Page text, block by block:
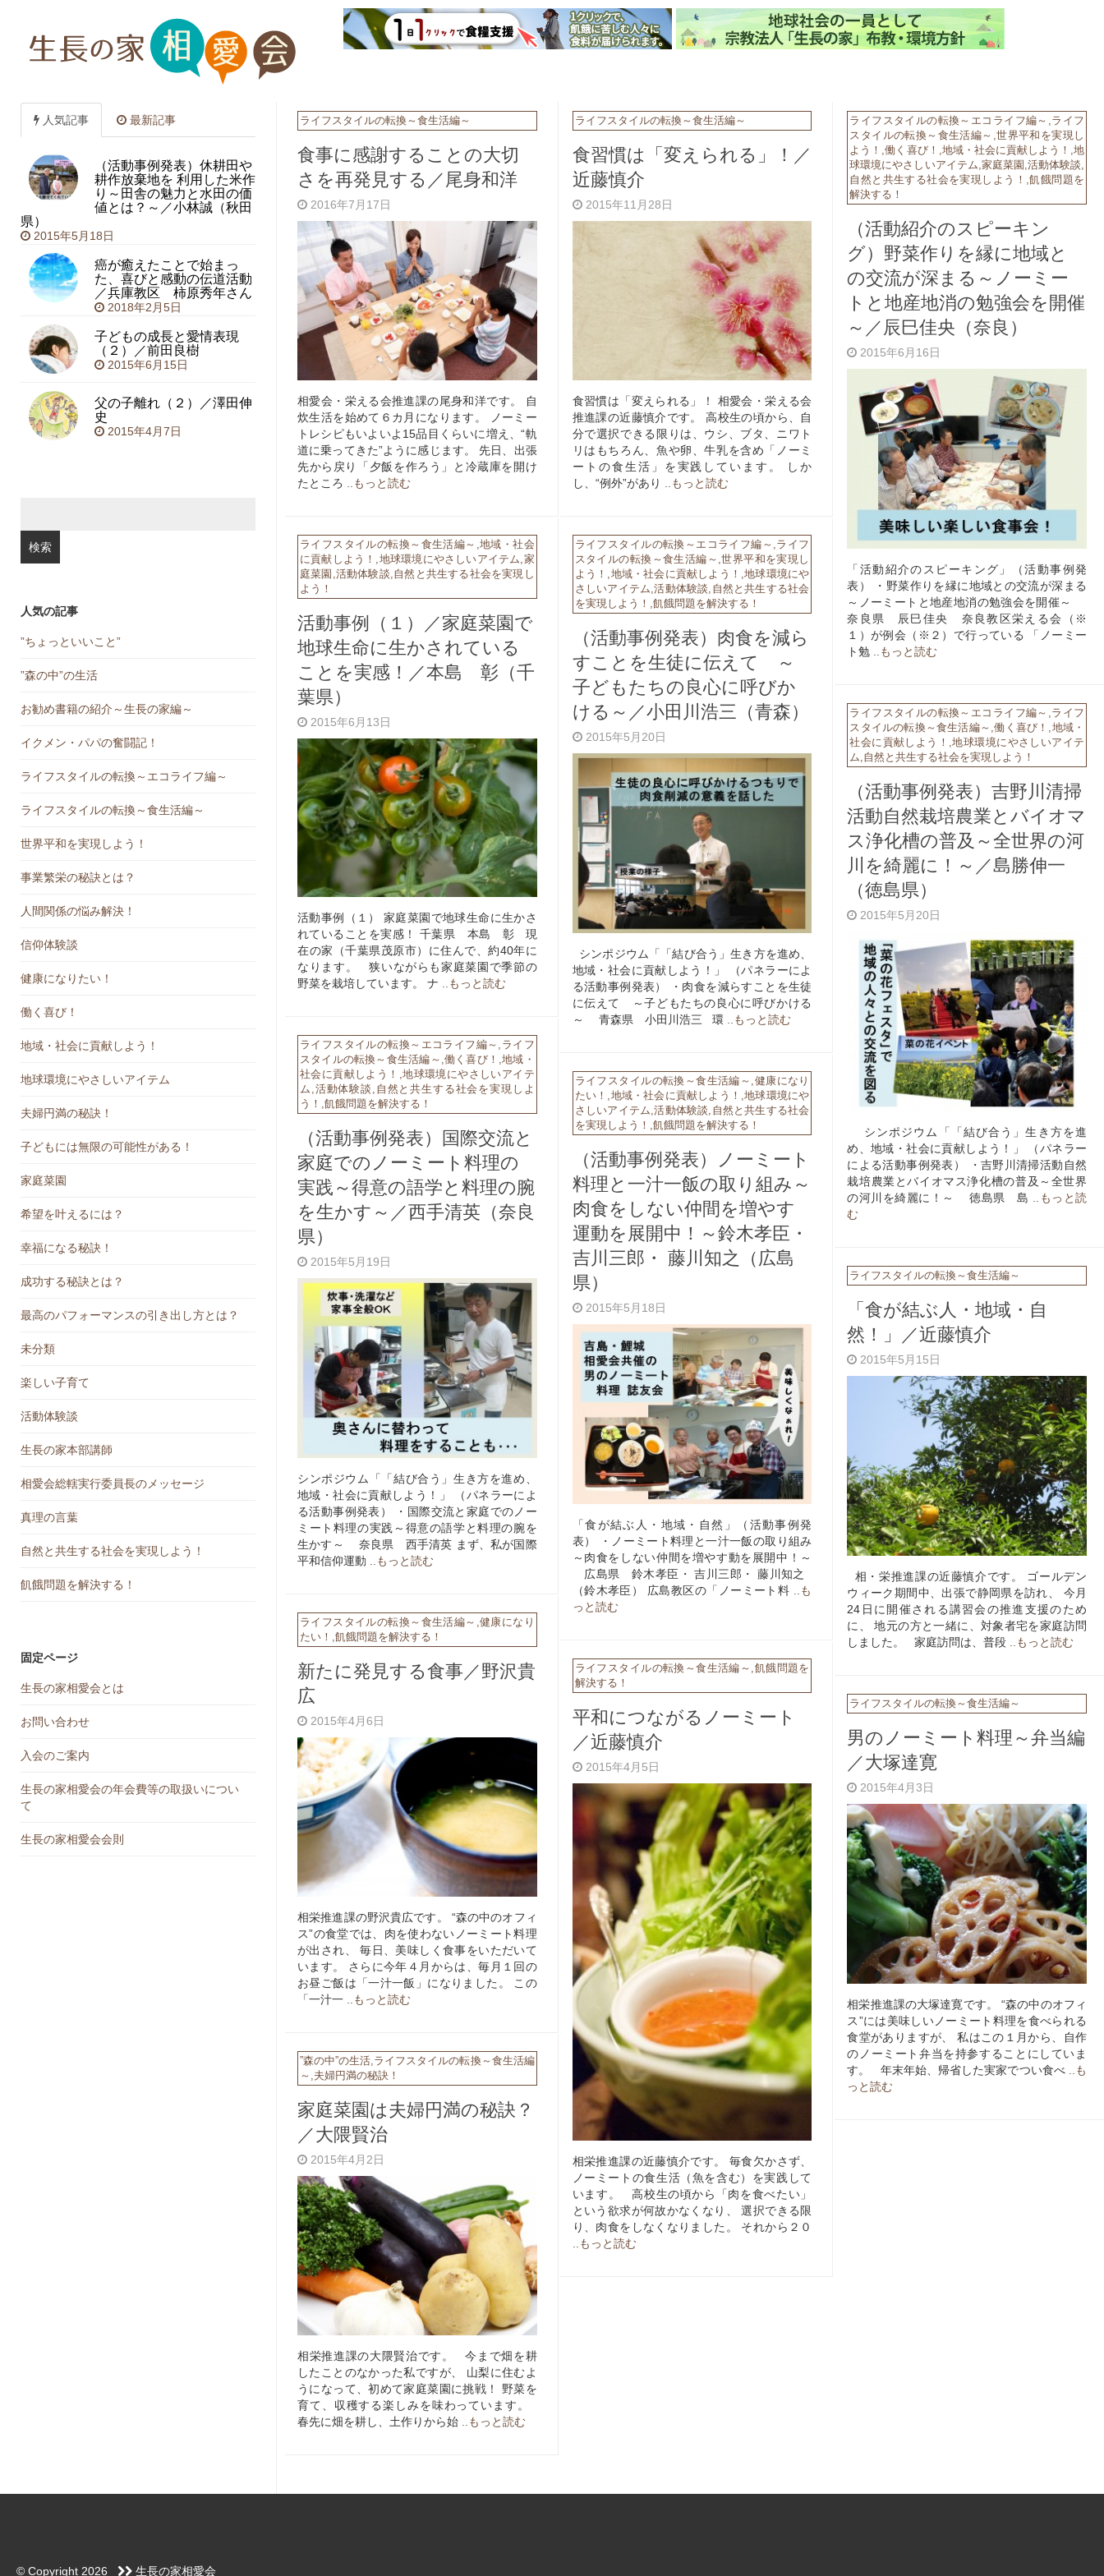
ライフスタイルの転換～食生活編～
食事に感謝することの大切
さを再発見する／尾身和洋
2016年7月17日
相愛会・栄える会推進課の尾身和洋です。 自
炊生活を始めて６カ月になります。 ノーミー
トレシピもいよいよ15品目くらいに増え、“軌
道に乗ってきた”ように感じます。 先日、出張
先から戻り「夕飯を作ろう」と冷蔵庫を開け
たところ ..もっと読む
ライフスタイルの転換～食生活編～
食習慣は「変えられる」！／
近藤慎介
2015年11月28日
食習慣は「変えられる」！ 相愛会・栄える会
推進課の近藤慎介です。 高校生の頃から、自
分で選択できる限りは、ウシ、ブタ、ニワト
リはもちろん、魚や卵、牛乳を含め「ノーミ
ートの食生活」を実践しています。 しか
し、“例外”があり ..もっと読む
ライフスタイルの転換～エコライフ編～ ,ライフ
スタイルの転換～食生活編～ ,世界平和を実現し
よう！ ,働く喜び！ ,地域・社会に貢献しよう！ ,地
球環境にやさしいアイテム,家庭菜園 ,活動体験談,
自然と共生する社会を実現しよう！ ,飢餓問題を
解決する！
（活動紹介のスピーキン
グ）野菜作りを縁に地域と
の交流が深まる～ノーミー
トと地産地消の勉強会を開催
～／辰巳佳央（奈良）
2015年6月16日
「活動紹介のスピーキング」（活動事例発
表） ・野菜作りを縁に地域との交流が深まる
～ノーミートと地産地消の勉強会を開催～
奈良県 辰巳佳央 奈良教区栄える会（※
１）が例会（※２）で行っている 「ノーミー
ト勉
..もっと読む
ライフスタイルの転換～食生活編～ ,地域・社会
に貢献しよう！ ,地球環境にやさしいアイテム,家
庭菜園 ,活動体験談,自然と共生する社会を実現し
よう！
活動事例（１）／家庭菜園で
地球生命に生かされている
ことを実感！／本島 彰（千
葉県）
2015年6月13日
活動事例（１） 家庭菜園で地球生命に生かさ
れていることを実感！ 千葉県 本島 彰 現
在の家（千葉県茂原市）に住んで、約40年に
なります。 狭いながらも家庭菜園で季節の
野菜を栽培しています。 ナ ..もっと読む
ライフスタイルの転換～エコライフ編～ ,ライフ
スタイルの転換～食生活編～ ,世界平和を実現し
よう！ ,地域・社会に貢献しよう！ ,地球環境にや
さしいアイテム,活動体験談, 自然と共生する社会
を実現しよう！ ,飢餓問題を解決する！
（活動事例発表）肉食を減ら
すことを生徒に伝えて ～
子どもたちの良心に呼びか
ける～／小田川浩三（青森）
2015年5月20日
シンポジウム「「結び合う」生き方を進め、
地域・社会に貢献しよう！」 （パネラーによ
る活動事例発表） ・肉食を減らすことを生徒
に伝えて ～子どもたちの良心に呼びかける
～ 青森県 小田川浩三 環
..もっと読む
ライフスタイルの転換～エコライフ編～ ,ライフ
スタイルの転換～食生活編～ ,働く喜び！ ,地域・
社会に貢献しよう！ ,地球環境にやさしいアイテ
ム,自然と共生する社会を実現しよう！
（活動事例発表）吉野川清掃
活動自然栽培農業とバイオマ
ス浄化槽の普及～全世界の河
川を綺麗に！～／島勝伸一
（徳島県）
2015年5月20日
シンポジウム「「結び合う」生き方を進
め、地域・社会に貢献しよう！」 （パネラー
による活動事例発表） ・吉野川清掃活動自然
栽培農業とバイオマス浄化槽の普及～全世界
の河川を綺麗に！～ 徳島県 島
..もっと読
む
ライフスタイルの転換～エコライフ編～ , ライフ
スタイルの転換～食生活編～ ,働く喜び！ ,地域・
社会に貢献しよう！ ,地球環境にやさしいアイテ
ム ,活動体験談 , 自然と共生する社会を実現しよ
う！ ,飢餓問題を解決する！
（活動事例発表）国際交流と
家庭でのノーミート料理の
実践～得意の語学と料理の腕
を生かす～／西手清英（奈良
県）
2015年5月19日
シンポジウム「「結び合う」生き方を進め、
地域・社会に貢献しよう！」 （パネラーによ
る活動事例発表） ・国際交流と家庭でのノー
ミート料理の実践～得意の語学と料理の腕を
生かす～ 奈良県 西手清英 まず、私が国際
平和信仰運動
..もっと読む
ライフスタイルの転換～食生活編～ ,健康になり
たい！ ,地域・社会に貢献しよう！ ,地球環境にや
さしいアイテム,活動体験談, 自然と共生する社会
を実現しよう！ ,飢餓問題を解決する！
（活動事例発表）ノーミート
料理と一汁一飯の取り組み～
肉食をしない仲間を増やす
運動を展開中！～鈴木孝臣・
吉川三郎・ 藤川知之（広島
県）
2015年5月18日
「食が結ぶ人・地域・自然」（活動事例発
表） ・ノーミート料理と一汁一飯の取り組み
～肉食をしない仲間を増やす動を展開中！～
広島県 鈴木孝臣・ 吉川三郎・ 藤川知之
（鈴木孝臣） 広島教区の「ノーミート料
..も
っと読む
ライフスタイルの転換～食生活編～
「食が結ぶ人・地域・自
然！」／近藤慎介
2015年5月15日
相・栄推進課の近藤慎介です。 ゴールデン
ウィーク期間中、出張で静岡県を訪れ、 今月
24日に開催される講習会の推進支援のため
に、 地元の方と一緒に、対象者宅を家庭訪問
しました。 家庭訪問は、普段
..もっと読む
ライフスタイルの転換～食生活編～ ,健康になり
たい！ ,飢餓問題を解決する！
新たに発見する食事／野沢貴
広
2015年4月6日
相栄推進課の野沢貴広です。 “森の中のオフィ
ス”の食堂では、肉を使わないノーミート料理
が出され、 毎日、美味しく食事をいただいて
います。 さらに今年４月からは、毎月１回の
お昼ご飯は「一汁一飯」になりました。 この
「一汁一 ..もっと読む
ライフスタイルの転換～食生活編～ ,飢餓問題を
解決する！
平和につながるノーミート
／近藤慎介
2015年4月5日
相栄推進課の近藤慎介です。 毎食欠かさず、
ノーミートの食生活（魚を含む）を実践して
います。 高校生の頃から「肉を食べたい」
という欲求が何故かなくなり、 選択できる限
り、肉食をしなくなりました。 それから２０
..もっと読む
ライフスタイルの転換～食生活編～
男のノーミート料理～弁当編
／大塚達寛
2015年4月3日
相栄推進課の大塚達寛です。 “森の中のオフィ
ス”には美味しいノーミート料理を食べられる
食堂がありますが、 私はこの１月から、自作
のノーミート弁当を持参することにしていま
す。 年末年始、帰省した実家でつい食べ
..も
っと読む
”森の中”の生活,ライフスタイルの転換～食生活編
～ ,夫婦円満の秘訣！
家庭菜園は夫婦円満の秘訣？
／大隈賢治
2015年4月2日
相栄推進課の大隈賢治です。 今まで畑を耕
したことのなかった私ですが、 山梨に住むよ
うになって、初めて家庭菜園に挑戦！ 野菜を
育て、収穫する楽しみを味わっています。
春先に畑を耕し、土作りから始 ..もっと読む
人気記事 最新記事
（活動事例発表）休耕田や
耕作放棄地を 利用した米作
り～田舎の魅力と水田の価
値とは？～／小林誠（秋田
県）
2015年5月18日
癌が癒えたことで始まっ
た、喜びと感動の伝道活動
／兵庫教区 柿原秀年さん
2018年2月5日
子どもの成長と愛情表現
（２）／前田良樹
2015年6月15日
父の子離れ（２）／澤田伸
史
2015年4月7日
人気の記事
”ちょっといいこと”
”森の中”の生活
お勧め書籍の紹介～生長の家編～
イクメン・パパの奮闘記！
ライフスタイルの転換～エコライフ編～
ライフスタイルの転換～食生活編～
世界平和を実現しよう！
事業繁栄の秘訣とは？
人間関係の悩み解決！
信仰体験談
健康になりたい！
働く喜び！
地域・社会に貢献しよう！
地球環境にやさしいアイテム
夫婦円満の秘訣！
子どもには無限の可能性がある！
家庭菜園
希望を叶えるには？
幸福になる秘訣！
成功する秘訣とは？
最高のパフォーマンスの引き出し方とは？
未分類
楽しい子育て
活動体験談
生長の家本部講師
相愛会総轄実行委員長のメッセージ
真理の言葉
自然と共生する社会を実現しよう！
飢餓問題を解決する！
固定ページ
生長の家相愛会とは
お問い合わせ
入会のご案内
生長の家相愛会の年会費等の取扱いについ
て
生長の家相愛会会則
© Copyright 2026 生長の家相愛会